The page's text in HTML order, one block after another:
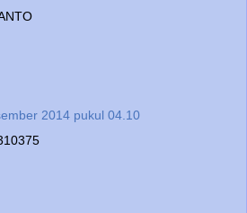
2014 pukul 04.10